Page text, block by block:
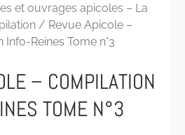
et ouvrages apicoles – La
/ Revue Apicole –
Reines Tome n°3
– COMPILATION
TOME N°3